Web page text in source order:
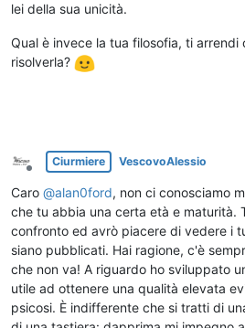
lei della sua unicità.
Qual è invece la tua filosofia, ti arrendi
risolverla?
Non in linea
Ciurmiere VescovoAlessio
Caro @alan0ford, non ci conosciamo
che tu abbia una certa età e maturità.
confronto ed avrò piacere di vedere i
siano pubblicati. Hai ragione, c'è
che non va! A riguardo ho sviluppato
utile ad ottenere una qualità elevata
psicosi. È indifferente che si tratti di